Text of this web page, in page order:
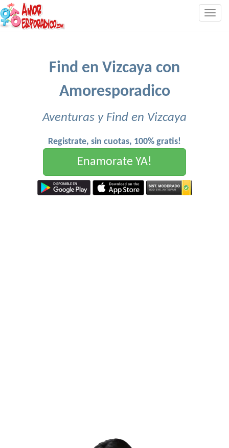
Find en Vizcaya con
Amoresporadico
Aventuras y Find en Vizcaya
Registrate, sin cuotas, 100% gratis!
Enamorate YA!